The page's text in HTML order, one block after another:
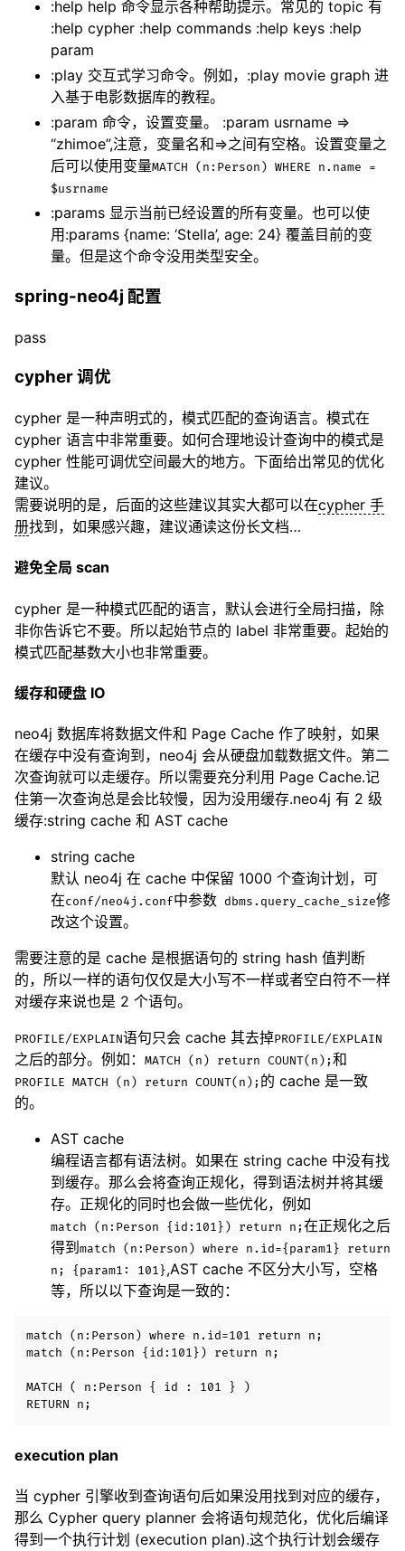
:help help 命令显示各种帮助提示。常见的 topic 有
:help cypher :help commands :help keys :help
param
:play 交互式学习命令。例如，:play movie graph 进
入基于电影数据库的教程。
:param 命令，设置变量。 :param usrname =>
“zhimoe”,注意，变量名和=>之间有空格。设置变量之
后可以使用变量MATCH (n:Person) WHERE n.name =
$usrname
:params 显示当前已经设置的所有变量。也可以使
用:params {name: ‘Stella’, age: 24} 覆盖目前的变
量。但是这个命令没用类型安全。
spring-neo4j 配置
pass
cypher 调优
cypher 是一种声明式的，模式匹配的查询语言。模式在
cypher 语言中非常重要。如何合理地设计查询中的模式是
cypher 性能可调优空间最大的地方。下面给出常见的优化
建议。
需要说明的是，后面的这些建议其实大都可以在cypher 手
册找到，如果感兴趣，建议通读这份长文档…
避免全局 scan
cypher 是一种模式匹配的语言，默认会进行全局扫描，除
非你告诉它不要。所以起始节点的 label 非常重要。起始的
模式匹配基数大小也非常重要。
缓存和硬盘 IO
neo4j 数据库将数据文件和 Page Cache 作了映射，如果
在缓存中没有查询到，neo4j 会从硬盘加载数据文件。第二
次查询就可以走缓存。所以需要充分利用 Page Cache.记
住第一次查询总是会比较慢，因为没用缓存.neo4j 有 2 级
缓存:string cache 和 AST cache
string cache
默认 neo4j 在 cache 中保留 1000 个查询计划，可
在conf/neo4j.conf中参数 dbms.query_cache_size修
改这个设置。
需要注意的是 cache 是根据语句的 string hash 值判断
的，所以一样的语句仅仅是大小写不一样或者空白符不一样
对缓存来说也是 2 个语句。
PROFILE/EXPLAIN语句只会 cache 其去掉PROFILE/EXPLAIN
之后的部分。例如： MATCH (n) return COUNT(n);和
PROFILE MATCH (n) return COUNT(n); 的 cache 是一致
的。
AST cache
编程语言都有语法树。如果在 string cache 中没有找
到缓存。那么会将查询正规化，得到语法树并将其缓
存。正规化的同时也会做一些优化，例如
match (n:Person {id:101}) return n;在正规化之后
得到 match (n:Person) where n.id={param1} return
n; {param1: 101},AST cache 不区分大小写，空格
等，所以以下查询是一致的：
match (n:Person) where n.id=101 return n;
match (n:Person {id:101}) return n;
MATCH ( n:Person { id : 101 } )
execution plan
当 cypher 引擎收到查询语句后如果没用找到对应的缓存，
那么 Cypher query planner 会将语句规范化，优化后编译
得到一个执行计划 (execution plan).这个执行计划会缓存